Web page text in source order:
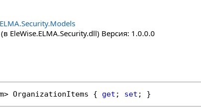
EleWise.ELMA.Security.dll) Версия: 1.0.0.0
> OrganizationItems { get ; set ; }